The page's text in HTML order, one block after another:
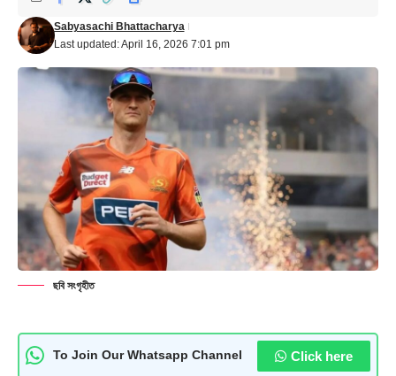
Last updated: April 16, 2026 7:01 pm
Sabyasachi Bhattacharya
ছবি সংগৃহীত
To Join Our Whatsapp Channel Click here